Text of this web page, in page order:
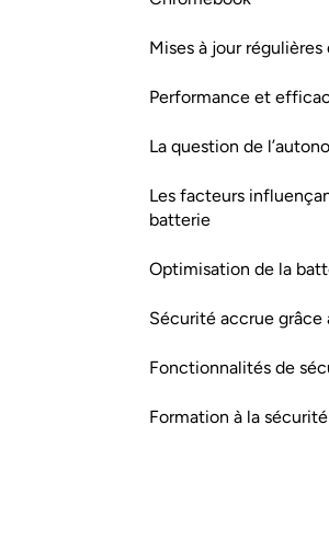
Mises à jour régulières
Performance et
La question de
Les facteurs
batterie
Optimisation de la
Sécurité accrue grâce
Fonctionnalités de
Formation à la